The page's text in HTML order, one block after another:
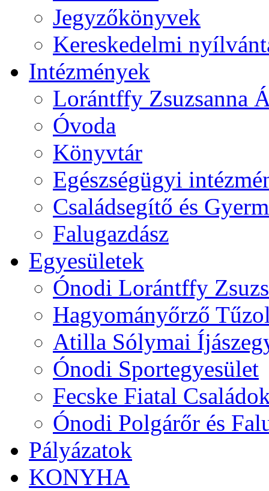
Jegyzőkönyvek
Kereskedelmi
Intézmények
Lorántffy Zsuzsanna
Óvoda
Könyvtár
Egészségügyi
Családsegítő és
Falugazdász
Egyesületek
Ónodi Lorántffy
Hagyományőrző
Atilla Sólymai
Ónodi Sportegyesület
Fecske Fiatal
Ónodi Polgárőr és
Pályázatok
KONYHA